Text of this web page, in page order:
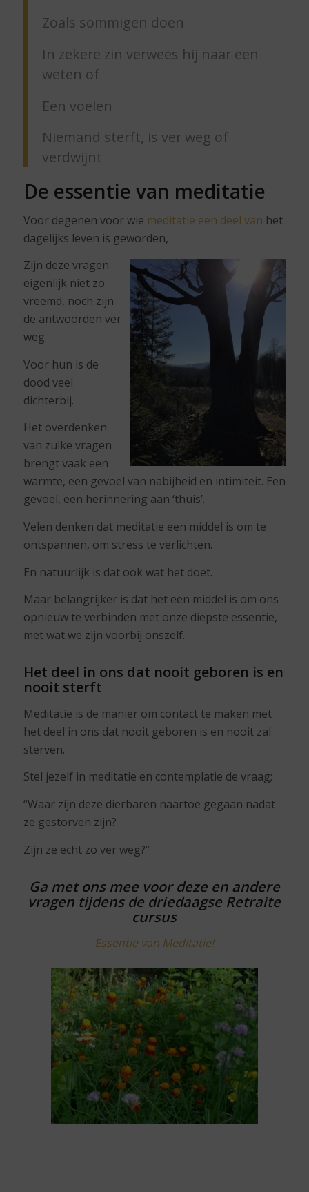
Zoals sommigen doen
In zekere zin verwees hij naar een
weten of
Een voelen
Niemand sterft, is ver weg of
verdwijnt
De essentie van meditatie
Voor degenen voor wie meditatie een deel van het
dagelijks leven is geworden,
Zijn deze vragen
eigenlijk niet zo
vreemd, noch zijn
de antwoorden ver
weg.
Voor hun is de
dood veel
dichterbij.
Het overdenken
van zulke vragen
brengt vaak een
warmte, een gevoel van nabijheid en intimiteit. Een
gevoel, een herinnering aan ‘thuis’.
Velen denken dat meditatie een middel is om te
ontspannen, om stress te verlichten.
En natuurlijk is dat ook wat het doet.
Maar belangrijker is dat het een middel is om ons
opnieuw te verbinden met onze diepste essentie,
met wat we zijn voorbij onszelf.
Het deel in ons dat nooit geboren is en
nooit sterft
Meditatie is de manier om contact te maken met
het deel in ons dat nooit geboren is en nooit zal
sterven.
Stel jezelf in meditatie en contemplatie de vraag;
“Waar zijn deze dierbaren naartoe gegaan nadat
ze gestorven zijn?
Zijn ze echt zo ver weg?”
Ga met ons mee voor deze en andere
vragen tijdens de driedaagse Retraite
cursus
Essentie van Meditatie!